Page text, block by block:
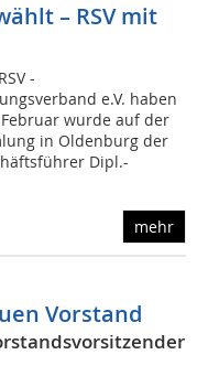
– RSV mit
-
e.V. haben
wurde auf der
in Oldenburg der
Dipl.-
mehr
Vorstand